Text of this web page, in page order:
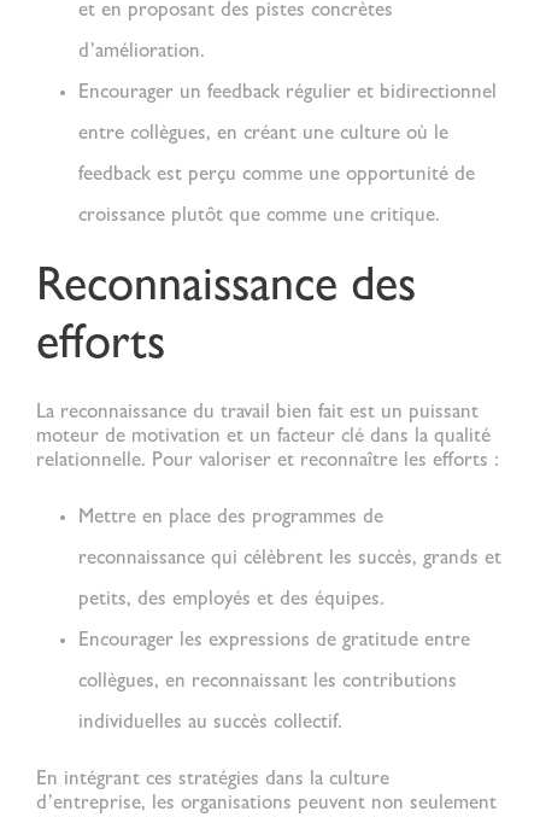
et en proposant des pistes concrètes
d’amélioration.
Encourager un feedback régulier et bidirectionnel
entre collègues, en créant une culture où le
feedback est perçu comme une opportunité de
croissance plutôt que comme une critique.
Reconnaissance des
efforts
La reconnaissance du travail bien fait est un puissant
moteur de motivation et un facteur clé dans la qualité
relationnelle. Pour valoriser et reconnaître les efforts :
Mettre en place des programmes de
reconnaissance qui célèbrent les succès, grands et
petits, des employés et des équipes.
Encourager les expressions de gratitude entre
collègues, en reconnaissant les contributions
individuelles au succès collectif.
En intégrant ces stratégies dans la culture
d’entreprise, les organisations peuvent non seulement